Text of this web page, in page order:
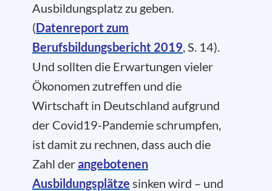
Ausbildungsplatz zu geben.
(Datenreport zum
Berufsbildungsbericht 2019, S. 14).
Und sollten die Erwartungen vieler
Ökonomen zutreffen und die
Wirtschaft in Deutschland aufgrund
der Covid19-Pandemie schrumpfen,
ist damit zu rechnen, dass auch die
Zahl derangebotenen
Ausbildungsplätze sinken wird – und